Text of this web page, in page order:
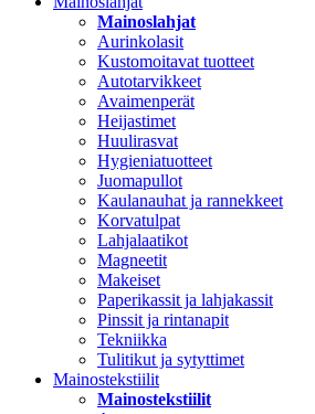
Mainoslahjat
Aurinkolasit
Kustomoitavat tuotteet
Autotarvikkeet
Avaimenperät
Heijastimet
Huulirasvat
Hygieniatuotteet
Juomapullot
Kaulanauhat ja rannekkeet
Korvatulpat
Lahjalaatikot
Magneetit
Makeiset
Paperikassit ja lahjakassit
Pinssit ja rintanapit
Tekniikka
Tulitikut ja sytyttimet
Mainostekstiilit
Mainostekstiilit